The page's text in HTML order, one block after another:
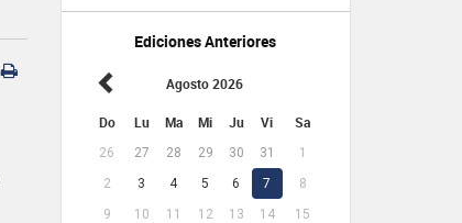
Ediciones Anteriores
Agosto 2026
Do Lu Ma Mi Ju Vi Sa
26 27 28 29 30 31
1
2
3 4 5 6 7
8
9
10 11 12 13 14
15